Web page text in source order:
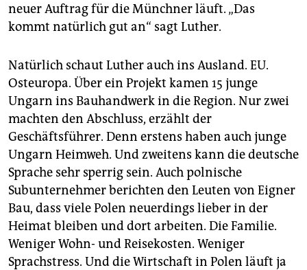
neuer Auftrag für die Münchner läuft. „Das
kommt natürlich gut an“ sagt Luther.
Natürlich schaut Luther auch ins Ausland. EU.
Osteuropa. Über ein Projekt kamen 15 junge
Ungarn ins Bauhandwerk in die Region. Nur zwei
machten den Abschluss, erzählt der
Geschäftsführer. Denn erstens haben auch junge
Ungarn Heimweh. Und zweitens kann die deutsche
Sprache sehr sperrig sein. Auch polnische
Subunternehmer berichten den Leuten von Eigner
Bau, dass viele Polen neuerdings lieber in der
Heimat bleiben und dort arbeiten. Die Familie.
Weniger Wohn- und Reisekosten. Weniger
Sprachstress. Und die Wirtschaft in Polen läuft ja